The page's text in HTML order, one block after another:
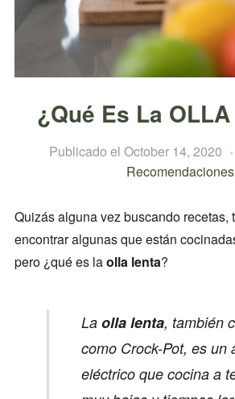
¿Qué Es La
Publicado el October 14, 2020
Recomendaciones
Quizás alguna vez buscando recetas,
encontrar algunas que están
pero ¿qué es laolla lenta?
La olla lenta, también
como Crock-Pot, es un
eléctrico que cocina a